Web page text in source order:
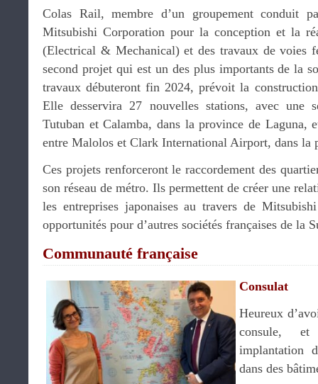
Colas Rail, membre d’un groupement conduit
Mitsubishi Corporation pour la conception et la
(Electrical & Mechanical) et des travaux de voies
second projet qui est un des plus importants de la
travaux débuteront fin 2024, prévoit la
Elle desservira 27 nouvelles stations, avec une
Tutuban et Calamba, dans la province de Laguna,
entre Malolos et Clark International Airport, dans la
Ces projets renforceront le raccordement des
son réseau de métro. Ils permettent de créer une
les entreprises japonaises au travers de
opportunités pour d’autres sociétés françaises de la
Communauté française
Consulat
Heureux
consule,
implantation
dans des